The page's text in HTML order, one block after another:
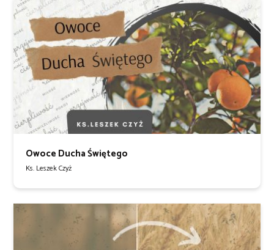
Owoce Ducha Świętego
Ks. Leszek Czyż